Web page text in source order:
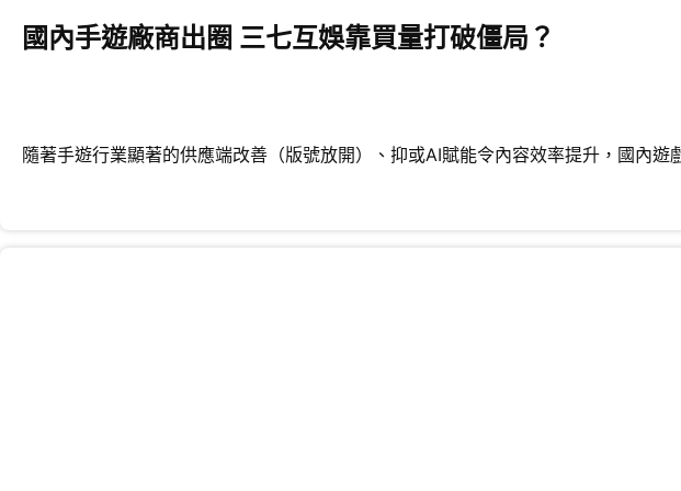
國內手遊廠商出圈 三七互娛靠買量打破僵局？
隨著手遊行業顯著的供應端改善（版號放開）、抑或AI賦能令內容效率提升，國內